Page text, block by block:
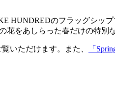
HUNDREDのフラッグシ
花をあしらった春だけの特
覧いただけます。また、 「